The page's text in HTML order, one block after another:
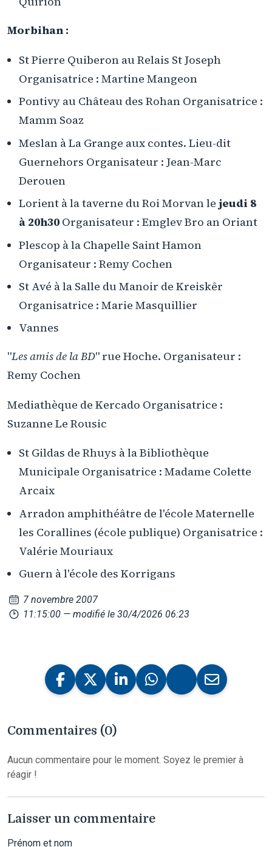
Morbihan :
St Pierre Quiberon au Relais St Joseph
Organisatrice : Martine Mangeon
Pontivy au Château des Rohan Organisatrice :
Mamm Soaz
Meslan à La Grange aux contes. Lieu-dit
Guernehors Organisateur : Jean-Marc
Derouen
Lorient à la taverne du Roi Morvan lejeudi 8
à 20h30 Organisateur : Emglev Bro an Oriant
Plescop à la Chapelle Saint Hamon
Organisateur : Remy Cochen
St Avé à la Salle du Manoir de Kreiskêr
Organisatrice : Marie Masquillier
Vannes
"Les amis de la BD" rue Hoche. Organisateur :
Remy Cochen
Mediathèque de Kercado Organisatrice :
Suzanne Le Rousic
St Gildas de Rhuys à la Bibliothèque
Municipale Organisatrice : Madame Colette
Arcaix
Arradon amphithéâtre de l'école Maternelle
les Corallines (école publique) Organisatrice :
Valérie Mouriaux
Guern à l'école des Korrigans
7 novembre 2007
11:15:00 — modifié le 30/4/2026 06:23
Commentaires (0)
Aucun commentaire pour le moment. Soyez le premier à
réagir !
Laisser un commentaire
Prénom et nom